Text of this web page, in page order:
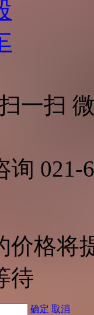
询 021-
价格将
待
确定 取消